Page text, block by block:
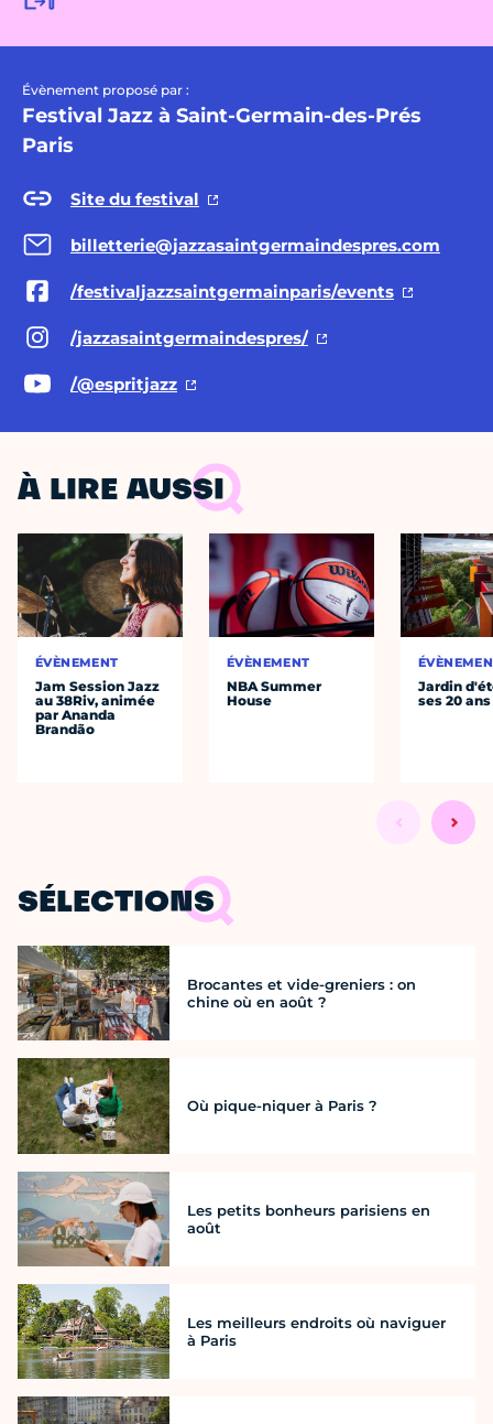
Évènement proposé par :
Festival Jazz à Saint-Germain-des-Prés
Paris
Site du festival
billetterie@jazzasaintgermaindespres.com
/festivaljazzsaintgermainparis/events
/jazzasaintgermaindespres/
/@espritjazz
À LIRE AUSSI
ÉVÈNEMENT
Jam Session Jazz
au 38Riv, animée
par Ananda
Brandão
ÉVÈNEMENT
NBA Summer
House
Jardin
ses 20 ans
SÉLECTIONS
Brocantes et vide-greniers : on
chine où en août ?
Où pique-niquer à Paris ?
Les petits bonheurs parisiens en
août
Les meilleurs endroits où naviguer
à Paris